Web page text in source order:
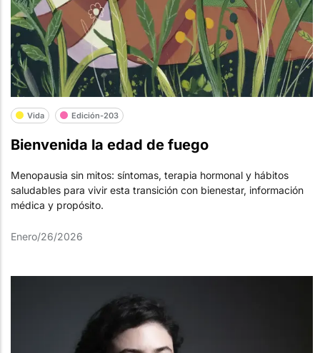
Vida Edición-203
Bienvenida la edad de fuego
Menopausia sin mitos: síntomas, terapia hormonal y hábitos
saludables para vivir esta transición con bienestar, información
médica y propósito.
Enero/26/2026